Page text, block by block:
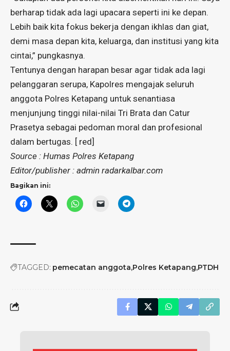
berharap tidak ada lagi upacara seperti ini ke depan.
Lebih baik kita fokus bekerja dengan ikhlas dan giat,
demi masa depan kita, keluarga, dan institusi yang kita
cintai,” pungkasnya.
Tentunya dengan harapan besar agar tidak ada lagi
pelanggaran serupa, Kapolres mengajak seluruh
anggota Polres Ketapang untuk senantiasa
menjunjung tinggi nilai-nilai Tri Brata dan Catur
Prasetya sebagai pedoman moral dan profesional
dalam bertugas. [ red]
Source : Humas Polres Ketapang
Editor/publisher : admin radarkalbar.com
Bagikan ini:
TAGGED: pemecatan anggota Polres Ketapang PTDH